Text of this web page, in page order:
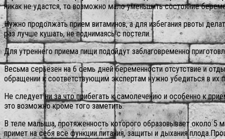
никак не удастся, то возможно мало уменьшить состояние
Нужно продолжать прием витаминов, а для избегания рвоты
раз лучше кушать, не поднимаясь с постели.
Для утреннего приема пищи подойдут заблаговременно
Весьма серьёзен на 6 семь дней беременности отсутствие и
обращении к соответствующим экспертам нужно убедиться в их
Не следует ни за что прибегать к самолечению и особенно к
это возможно кроме того заметить.
В теле малыша, протяженность которого образовывает около 5
примет на себя все функции питания, защиты и дыхания